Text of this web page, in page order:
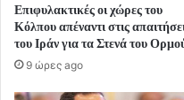
Επιφυλακτικές οι χώρες του
Κόλπου απέναντι στις
του Ιράν για τα Στενά του
9 ώρες ago